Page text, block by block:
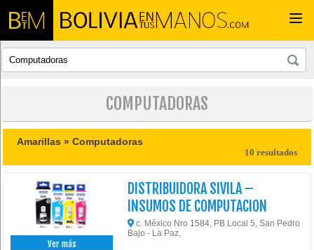
COMPUTADORAS
Amarillas »Computadoras
10 resultados
Ver más
DISTRIBUIDORA SIVILA –
INSUMOS DE COMPUTACION
c. México Nro 1584, PB Local 5, San Pedro
Bajo - La Paz,